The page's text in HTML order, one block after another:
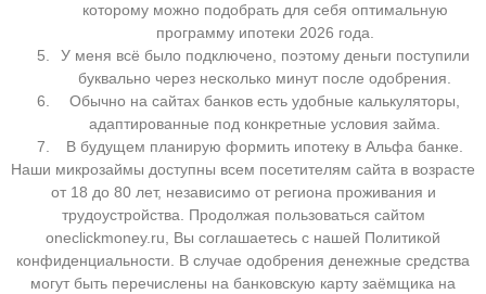
которому можно подобрать для себя оптимальную
программу ипотеки 2026 года.
У меня всё было подключено, поэтому деньги поступили
буквально через несколько минут после одобрения.
Обычно на сайтах банков есть удобные калькуляторы,
адаптированные под конкретные условия займа.
В будущем планирую формить ипотеку в Альфа банке.
Наши микрозаймы доступны всем посетителям сайта в возрасте
от 18 до 80 лет, независимо от региона проживания и
трудоустройства. Продолжая пользоваться сайтом
oneclickmoney.ru, Вы соглашаетесь с нашей Политикой
конфиденциальности. В случае одобрения денежные средства
могут быть перечислены на банковскую карту заёмщика на